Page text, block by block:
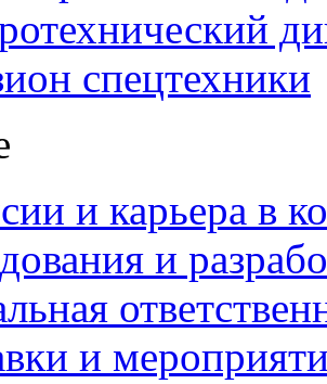
спецтехники
и карьера в
и
и